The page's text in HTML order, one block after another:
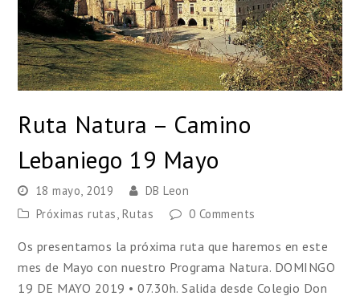
Ruta Natura – Camino
Lebaniego 19 Mayo
18 mayo, 2019
DB Leon
Próximas rutas, Rutas 0 Comments
Os presentamos la próxima ruta que haremos en este
mes de Mayo con nuestro Programa Natura. DOMINGO
19 DE MAYO 2019 • 07.30h. Salida desde Colegio Don